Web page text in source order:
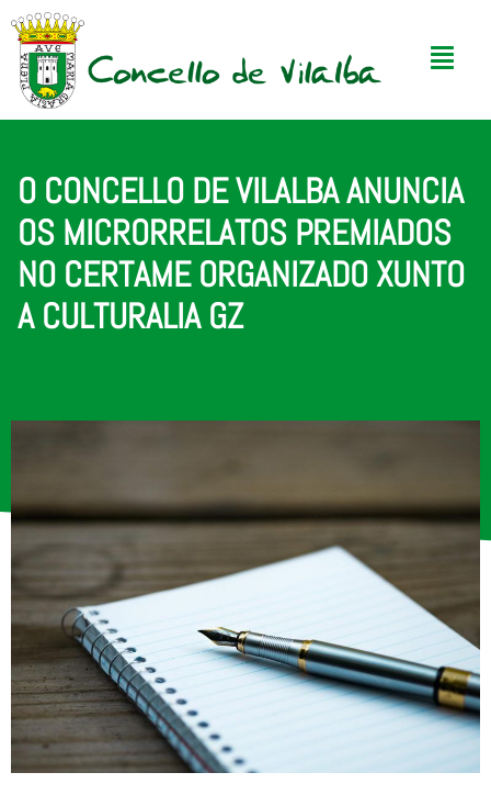
O CONCELLO DE VILALBA ANUNCIA
OS MICRORRELATOS PREMIADOS
NO CERTAME ORGANIZADO XUNTO
A CULTURALIA GZ